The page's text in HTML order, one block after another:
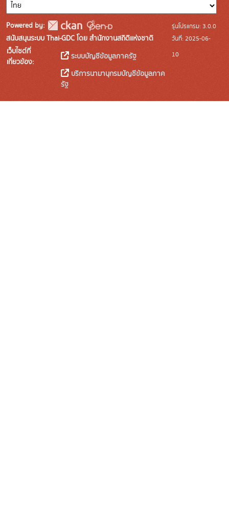
Powered by:
สนับสนุนระบบ Thai-GDC โดย สำนักงานสถิติแห่งชาติ
เว็บไซต์ที่
เกี่ยวข้อง:
ระบบบัญชีข้อมูลภาครัฐ
บริการนามานุกรมบัญชีข้อมูลภาค
รัฐ
รุ่นโปรแกรม: 3.0.0
วันที่: 2025-06-
10